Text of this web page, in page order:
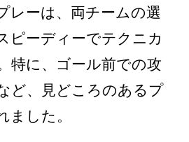
レーは、両チームの選
ピーディーでテクニカ
特に、ゴール前での攻
ど、見どころのあるプ
ました。